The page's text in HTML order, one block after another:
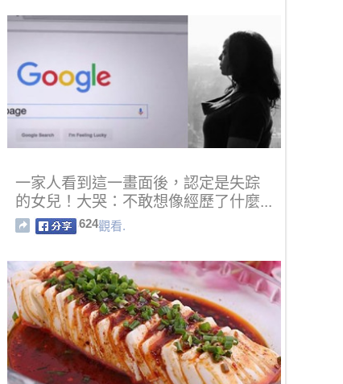
一家人看到這一畫面後，認定是失踪
的女兒！大哭：不敢想像經歷了什麼...
624觀看.